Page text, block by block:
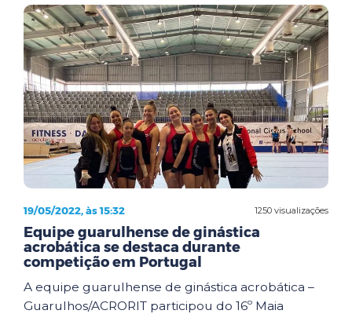
1250 visualizações
19/05/2022, às 15:32
Equipe guarulhense de ginástica
acrobática se destaca durante
competição em Portugal
A equipe guarulhense de ginástica acrobática –
Guarulhos/ACRORIT participou do 16º Maia